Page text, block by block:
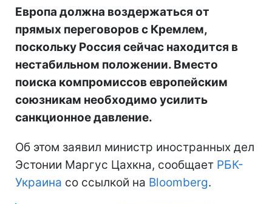
Европа должна воздержаться от
прямых переговоров с Кремлем,
поскольку Россия сейчас находится в
нестабильном положении. Вместо
поиска компромиссов европейским
союзникам необходимо усилить
санкционное давление.
Об этом заявил министр иностранных дел
Эстонии Маргус Цахкна, сообщает РБК-
Украина со ссылкой на Bloomberg.